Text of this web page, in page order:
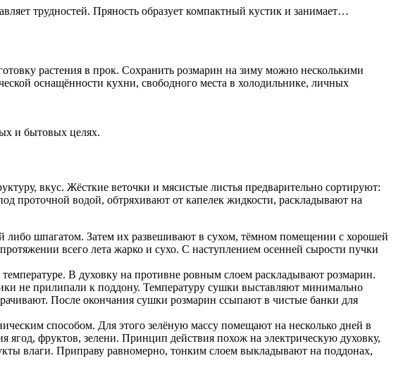
трудностей. Пряность образует компактный кустик и занимает…
растения в прок. Сохранить розмарин на зиму можно несколькими
оснащённости кухни, свободного места в холодильнике, личных
и бытовых целях.
вкус. Жёсткие веточки и мясистые листья предварительно сортируют:
проточной водой, обтряхивают от капелек жидкости, раскладывают на
либо шпагатом. Затем их развешивают в сухом, тёмном помещении с хорошей
всего лета жарко и сухо. С наступлением осенней сырости пучки
В духовку на противне ровным слоем раскладывают розмарин.
не прилипали к поддону. Температуру сушки выставляют минимально
После окончания сушки розмарин ссыпают в чистые банки для
способом. Для этого зелёную массу помещают на несколько дней в
фруктов, зелени. Принцип действия похож на электрическую духовку,
влаги. Приправу равномерно, тонким слоем выкладывают на поддонах,